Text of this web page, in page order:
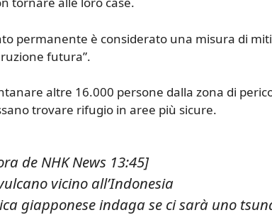
permanente è considerato una misura di
futura”.
altre 16.000 persone dalla zona di
trovare rifugio in aree più sicure.
de NHK News 13:45]
vicino all’Indonesia
giapponese indaga se ci sarà uno